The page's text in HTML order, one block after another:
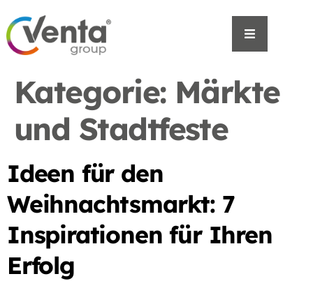
Kategorie: Märkte
und Stadtfeste
Ideen für den
Weihnachtsmarkt: 7
Inspirationen für Ihren
Erfolg